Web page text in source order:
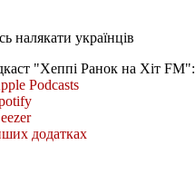
налякати українців
"Хеппі Ранок на Хіт FM":
Podcasts
додатках